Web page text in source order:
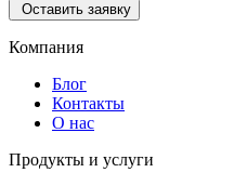
Оставить заявку
Компания
Блог
Контакты
О нас
Продукты и услуги